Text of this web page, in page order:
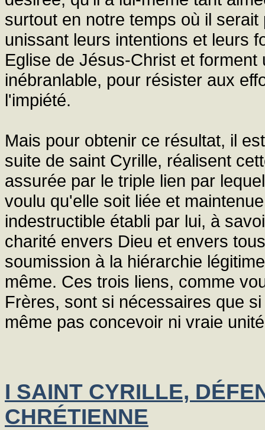
surtout en notre temps où il
unissant leurs intentions et leurs
Eglise de Jésus-Christ et
inébranlable, pour résister aux
l'impiété.
Mais pour obtenir ce résultat, il
suite de saint Cyrille, réalisent
assurée par le triple lien par
voulu qu'elle soit liée et
indestructible établi par lui, à
charité envers Dieu et envers
soumission à la hiérarchie
même. Ces trois liens, comme
Frères, sont si nécessaires que
même pas concevoir ni vraie
I SAINT CYRILLE,
CHRÉTIENNE